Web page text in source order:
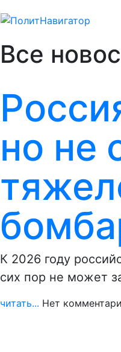
Все
но не
К 2026 году
сих пор не может
читать... Нет